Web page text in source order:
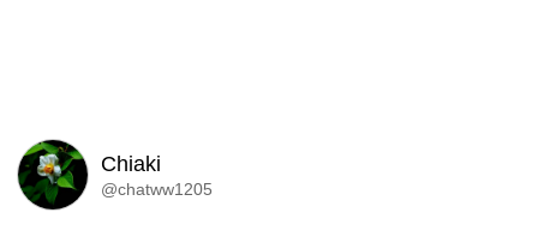
Chiaki
@chatww1205